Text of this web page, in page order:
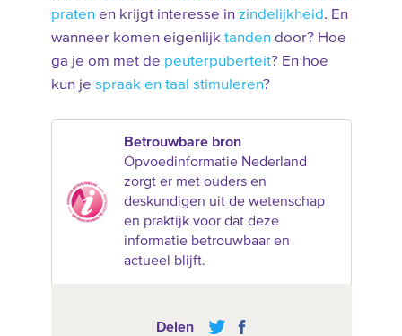
praten en krijgt interesse in zindelijkheid. En
wanneer komen eigenlijk tanden door? Hoe
ga je om met de peuterpuberteit? En hoe
kun je spraak en taal stimuleren?
Betrouwbare bron
Opvoedinformatie Nederland
zorgt er met ouders en
deskundigen uit de wetenschap
en praktijk voor dat deze
informatie betrouwbaar en
actueel blijft.
Delen